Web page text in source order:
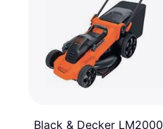
Black & Decker LM2000